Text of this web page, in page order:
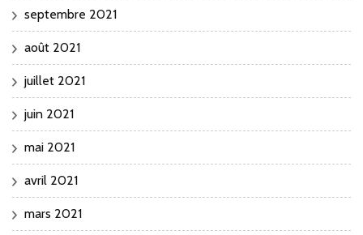
septembre 2021
août 2021
juillet 2021
juin 2021
mai 2021
avril 2021
mars 2021